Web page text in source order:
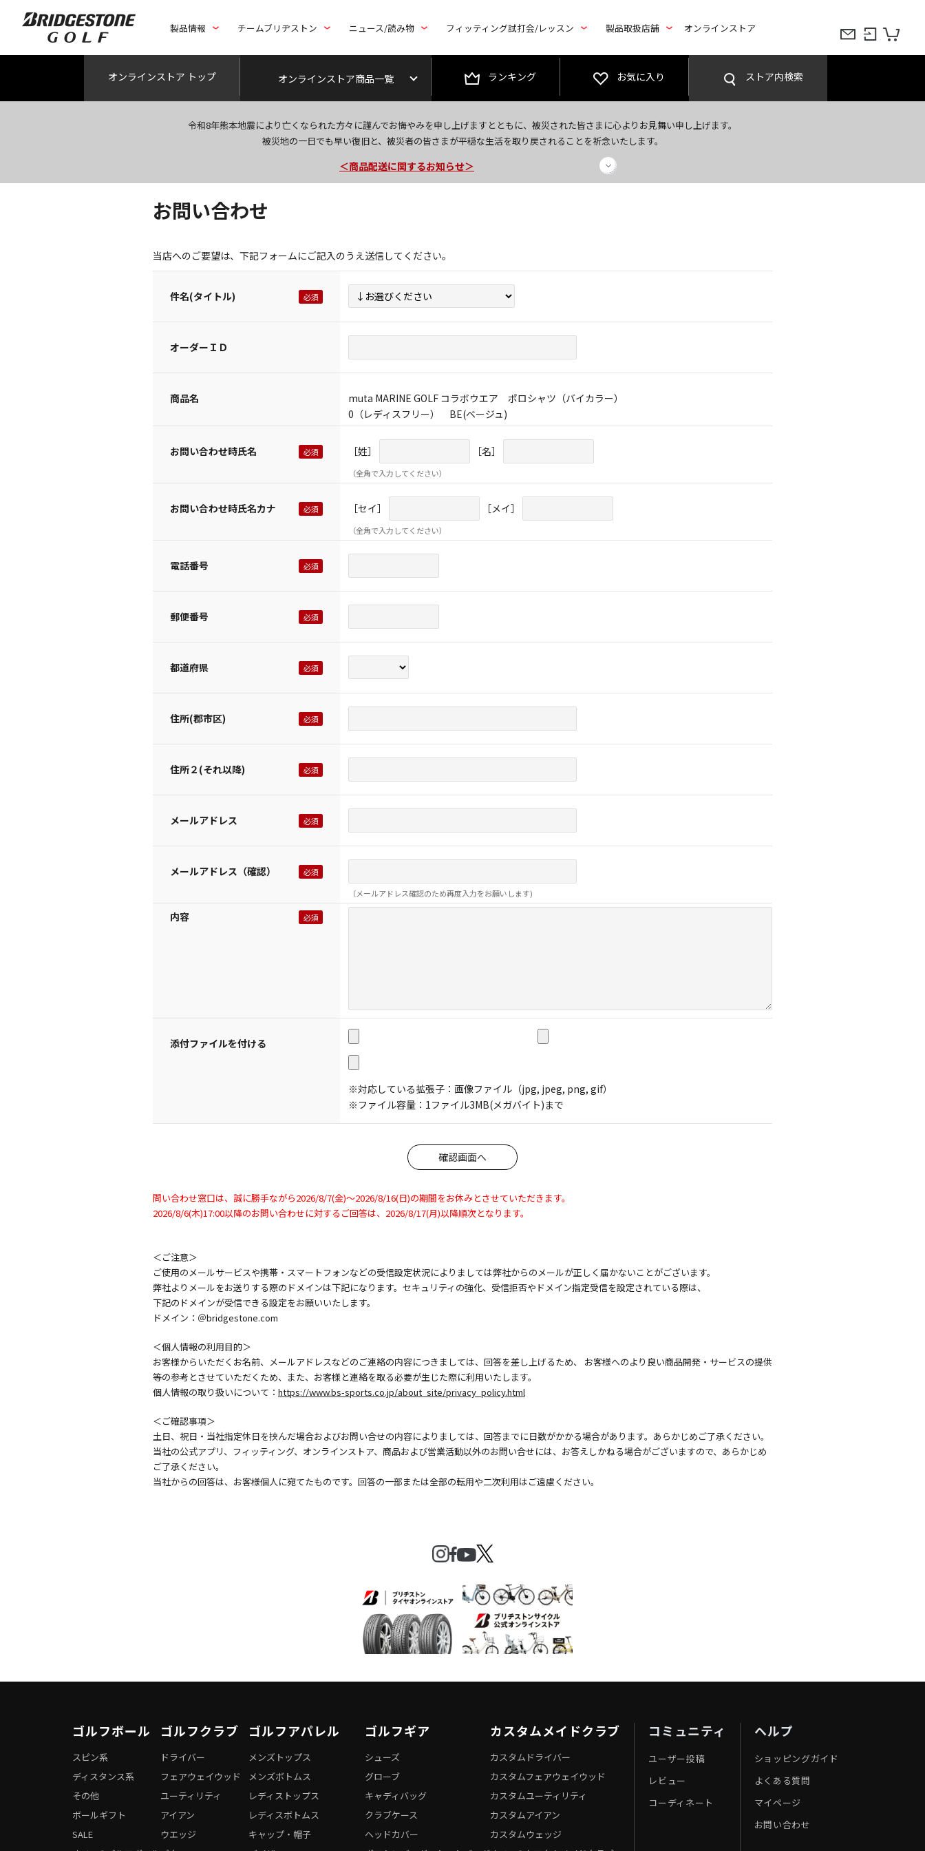
製品情報 チームブリヂストン ニュース/読み物 フィッティング試打会/レッスン 製品取扱店舗 オンラインストア
オンラインストア トップ オンラインストア商品一覧 ランキング お気に入り ストア内検索
令和8年熊本地震により亡くなられた方々に謹んでお悔やみを申し上げますとともに、被災された皆さまに心よりお見舞い申し上げます。
被災地の一日でも早い復旧と、被災者の皆さまが平穏な生活を取り戻されることを祈念いたします。
今なら新規会員登録で1,000円OFFクーポンプレゼント！
＜商品配送に関するお知らせ＞
＜夏季休暇中のご注文・発送・お問い合わせ＞
お問い合わせ
当店へのご要望は、下記フォームにご記入のうえ送信してください。
件名(タイトル)
オーダーＩＤ
商品名
muta MARINE GOLF コラボウエア ポロシャツ（バイカラー）
0（レディスフリー） BE(ベージュ)
お問い合わせ時氏名 ［姓］ ［名］
（全角で入力してください）
お問い合わせ時氏名カナ ［セイ］ ［メイ］
（全角で入力してください）
電話番号
郵便番号
都道府県
住所(郡市区)
住所２(それ以降)
メールアドレス
メールアドレス（確認）
（メールアドレス確認のため再度入力をお願いします)
内容
添付ファイルを付ける
※対応している拡張子：画像ファイル（jpg, jpeg, png, gif）
※ファイル容量：1ファイル3MB(メガバイト)まで
問い合わせ窓口は、誠に勝手ながら2026/8/7(金)～2026/8/16(日)の期間をお休みとさせていただきます。
2026/8/6(木)17:00以降のお問い合わせに対するご回答は、2026/8/17(月)以降順次となります。
＜ご注意＞
ご使用のメールサービスや携帯・スマートフォンなどの受信設定状況によりましては弊社からのメールが正しく届かないことがございます。
弊社よりメールをお送りする際のドメインは下記になります。セキュリティの強化、受信拒否やドメイン指定受信を設定されている際は、
下記のドメインが受信できる設定をお願いいたします。
ドメイン：＠bridgestone.com
＜個人情報の利用目的＞
お客様からいただくお名前、メールアドレスなどのご連絡の内容につきましては、回答を差し上げるため、 お客様へのより良い商品開発・サービスの提供
等の参考とさせていただくため、また、お客様と連絡を取る必要が生じた際に利用いたします。
個人情報の取り扱いについて： https://www.bs-sports.co.jp/about_site/privacy_policy.html
＜ご確認事項＞
土日、祝日・当社指定休日を挟んだ場合およびお問い合せの内容によりましては、回答までに日数がかかる場合があります。あらかじめご了承ください。
当社の公式アプリ、フィッティング、オンラインストア、商品および営業活動以外のお問い合せには、お答えしかねる場合がございますので、あらかじめ
ご了承ください。
当社からの回答は、お客様個人に宛てたものです。回答の一部または全部の転用や二次利用はご遠慮ください。
ゴルフボール
スピン系
ディスタンス系
その他
ボールギフト
SALE
ゴルフクラブ
ドライバー
フェアウェイウッド
ユーティリティ
アイアン
ウエッジ
ゴルフアパレル
メンズトップス
メンズボトムス
レディストップス
レディスボトムス
キャップ・帽子
ゴルフギア
シューズ
グローブ
キャディバッグ
クラブケース
ヘッドカバー
カスタムメイドクラブ
カスタムドライバー
カスタムフェアウェイウッド
カスタムユーティリティ
カスタムアイアン
カスタムウェッジ
コミュニティ
ユーザー投稿
レビュー
コーディネート
ヘルプ
ショッピングガイド
よくある質問
マイページ
お問い合わせ